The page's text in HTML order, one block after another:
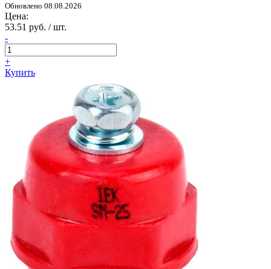
Обновлено 08.08.2026
Цена:
53.51 руб. / шт.
-
+
Купить